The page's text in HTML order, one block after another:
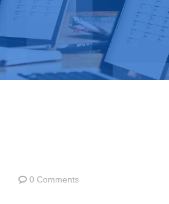
0 Comments